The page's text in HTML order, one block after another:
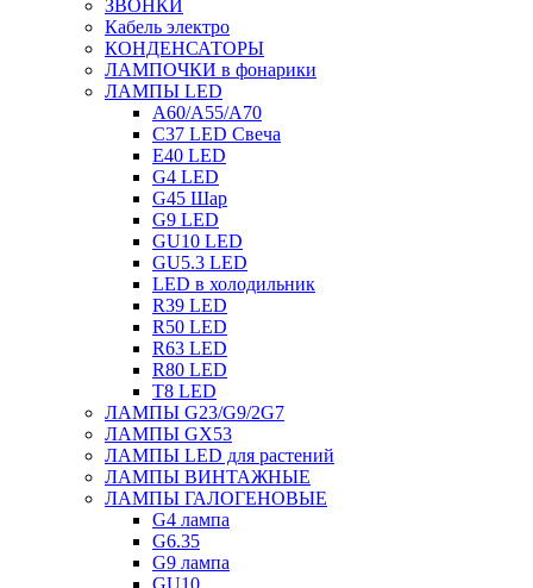
ЗВОНКИ
Кабель электро
КОНДЕНСАТОРЫ
ЛАМПОЧКИ в фонарики
ЛАМПЫ LED
A60/A55/A70
C37 LED Свеча
E40 LED
G4 LED
G45 Шар
G9 LED
GU10 LED
GU5.3 LED
LED в холодильник
R39 LED
R50 LED
R63 LED
R80 LED
T8 LED
ЛАМПЫ G23/G9/2G7
ЛАМПЫ GX53
ЛАМПЫ LED для растений
ЛАМПЫ ВИНТАЖНЫЕ
ЛАМПЫ ГАЛОГЕНОВЫЕ
G4 лампа
G6.35
G9 лампа
GU10